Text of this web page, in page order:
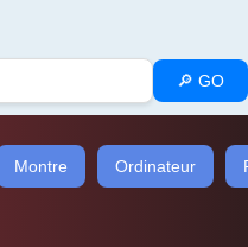
🔎 GO
Montre Ordinateur